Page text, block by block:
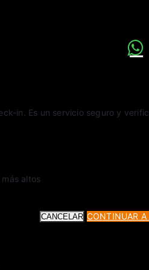
in. Es un servicio seguro y
altos
CANCELAR CONTINUAR